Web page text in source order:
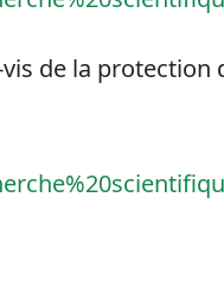
de la protection